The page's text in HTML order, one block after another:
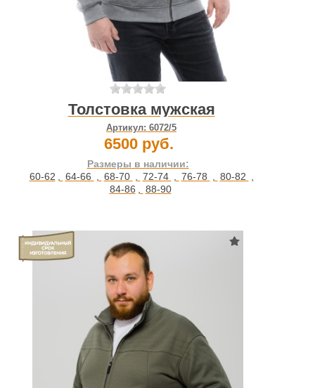
Толстовка мужская
Артикул: 6072/5
6500 руб.
Размеры в наличии:
60-62 , 64-66 , 68-70 , 72-74 , 76-78 , 80-82 ,
84-86 , 88-90